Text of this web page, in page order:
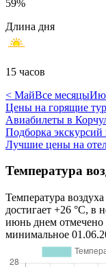
59%
Длина дня
15 часов
< МайВсе месяцы
Цены на горящие
Авиабилеты в
Подборка экскурсий
Лучшие цены на
Температура
Температура
достигает +26 °C, в
июнь днем отмечено
минимальное